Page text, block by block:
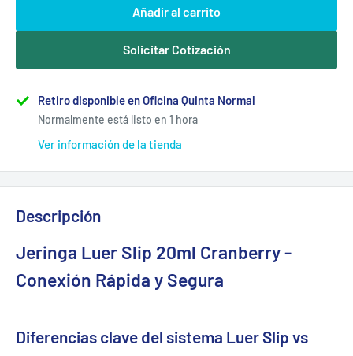
Añadir al carrito
Solicitar Cotización
Retiro disponible en Oficina Quinta Normal
Normalmente está listo en 1 hora
Ver información de la tienda
Descripción
Jeringa Luer Slip 20ml Cranberry -
Conexión Rápida y Segura
Diferencias clave del sistema Luer Slip vs